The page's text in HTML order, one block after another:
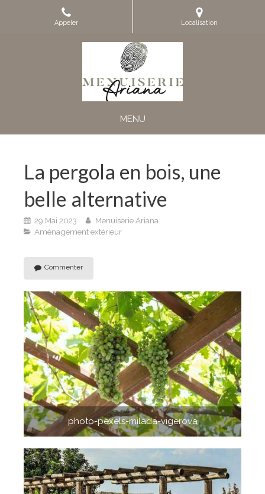
Appeler Localisation
MENU
La pergola en bois, une
belle alternative
29 Mai 2023
Menuiserie Ariana
Aménagement extérieur
Commenter
photo-pexels-milada-vigerova